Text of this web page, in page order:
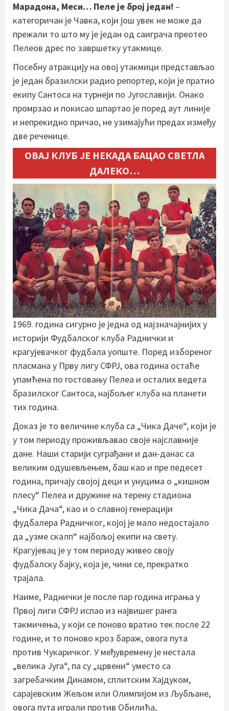
Марадона, Меси… Пеле је број један! –
категоричан је Чавка, који још увек не може да
прежали то што му је један од саиграча преотео
Пелеов дрес по завршетку утакмице.
Посебну атракцију на овој утакмици представљао
је један бразилски радио репортер, који је пратио
екипу Сантоса на турнеји по Југославији. Онако
промрзао и покисао шпартао је поред аут линије
и непрекидно причао, не узимајући предах између
две реченице.
ОВАЈ КЛУБ ЈЕ НЕКАДА БАЦАО СВЕТЛА
ДАЛЕКО…
1969. година сигурно је једна од најзначајнијих у
историји Фудбалског клуба Раднички и
крагујевачког фудбала уопште. Поред избореног
пласмана у Прву лигу СФРЈ, ова година остаће
упамћена по гостовању Пелеа и осталих ведета
бразилског Сантоса, најбољег клуба на планети
тих година.
Доказ је то величине клуба са „Чика Даче“, који је
у том периоду проживљавао своје најславније
дане. Наши старији суграђани и дан-данас са
великим одушевљењем, баш као и пре педесет
година, причају својој деци и унуцима о „кишном
плесу“ Пелеа и дружине на терену стадиона
„Чика Дача“, као и о славној генерацији
фудбалера Радничког, којој је мало недостајало
да „узме скалп“ најбољој екипи на свету.
Крагујевац је у том периоду живео своју
фудбалску бајку, која је, чини се, прекратко
трајала.
Наиме, Раднички је после пар година играња у
Првој лиги СФРЈ испао из највишег ранга
такмичења, у који се поново вратио тек после 22
године, и то поново кроз бараж, овога пута
против Чукаричког. У међувремену је нестала
„велика Југа“, па су „црвени“ уместо са
загребачким Динамом, сплитским Хајдуком,
сарајевским Жељом или Олимпијом из Љубљане,
овога пута играли против Обилића,